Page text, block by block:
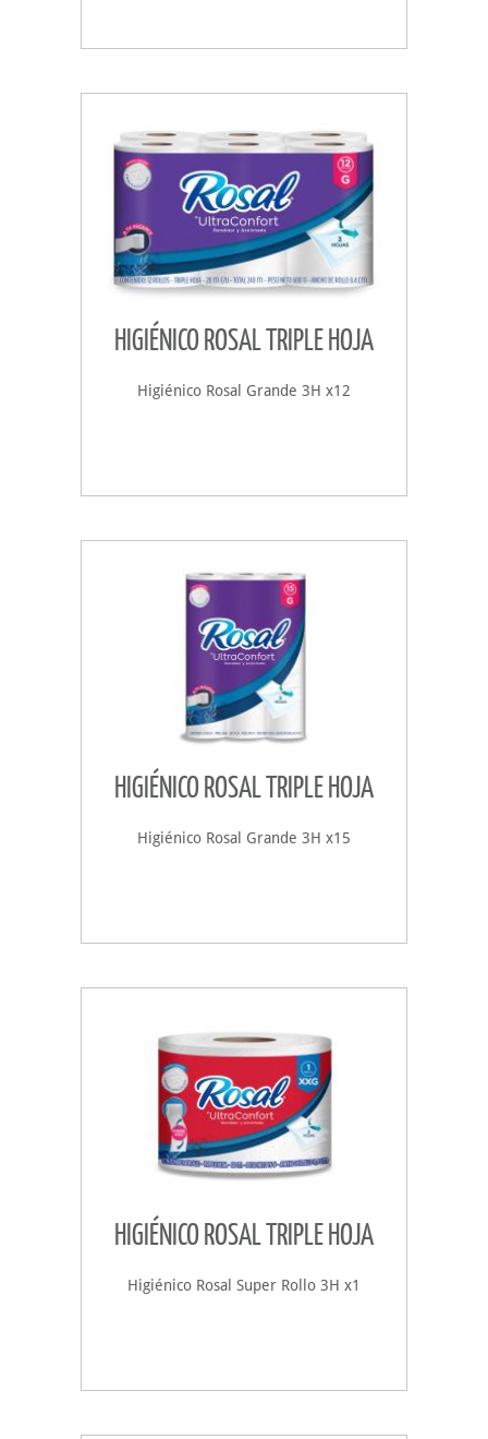
HIGIÉNICO ROSAL TRIPLE HOJA
Higiénico Rosal Grande 3H x12
HIGIÉNICO ROSAL TRIPLE HOJA
Higiénico Rosal Grande 3H x15
HIGIÉNICO ROSAL TRIPLE HOJA
Higiénico Rosal Super Rollo 3H x1